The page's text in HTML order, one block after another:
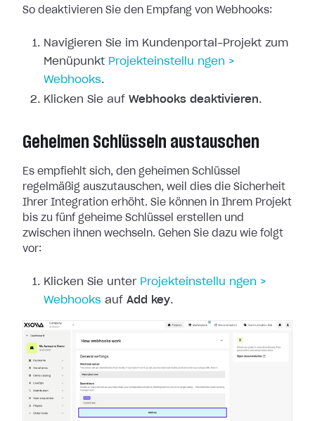
So deaktivieren Sie den Empfang von Webhooks:
Navigieren Sie im Kundenportal-Projekt zum
Menüpunkt Projekteinstellu ngen >
Webhooks.
Klicken Sie auf Webhooks deaktivieren.
Geheimen Schlüsseln austauschen
Es empfiehlt sich, den geheimen Schlüssel
regelmäßig auszutauschen, weil dies die Sicherheit
Ihrer Integration erhöht. Sie können in Ihrem Projekt
bis zu fünf geheime Schlüssel erstellen und
zwischen ihnen wechseln. Gehen Sie dazu wie folgt
vor:
Klicken Sie unter Projekteinstellu ngen >
Webhooks auf Add key.